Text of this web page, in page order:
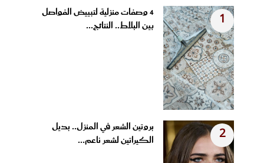
1
4 وصفات منزلية لتبييض الفواصل
بين البلاط.. النتائج...
2
بروتين الشعر في المنزل.. بديل
الكيراتين لشعر ناعم...